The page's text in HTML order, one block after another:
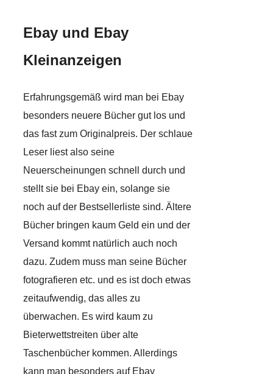
Ebay und Ebay
Kleinanzeigen
Erfahrungsgemäß wird man bei Ebay
besonders neuere Bücher gut los und
das fast zum Originalpreis. Der schlaue
Leser liest also seine
Neuerscheinungen schnell durch und
stellt sie bei Ebay ein, solange sie
noch auf der Bestsellerliste sind. Ältere
Bücher bringen kaum Geld ein und der
Versand kommt natürlich auch noch
dazu. Zudem muss man seine Bücher
fotografieren etc. und es ist doch etwas
zeitaufwendig, das alles zu
überwachen. Es wird kaum zu
Bieterwettstreiten über alte
Taschenbücher kommen. Allerdings
kann man besonders auf Ebay